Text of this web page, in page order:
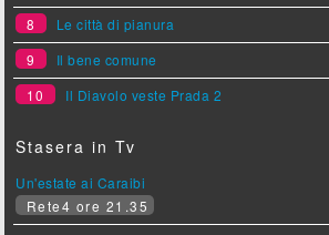
8
Le città di pianura
9
Il bene comune
10
Il Diavolo veste Prada 2
Stasera in Tv
Un'estate ai Caraibi
Rete4 ore 21.35